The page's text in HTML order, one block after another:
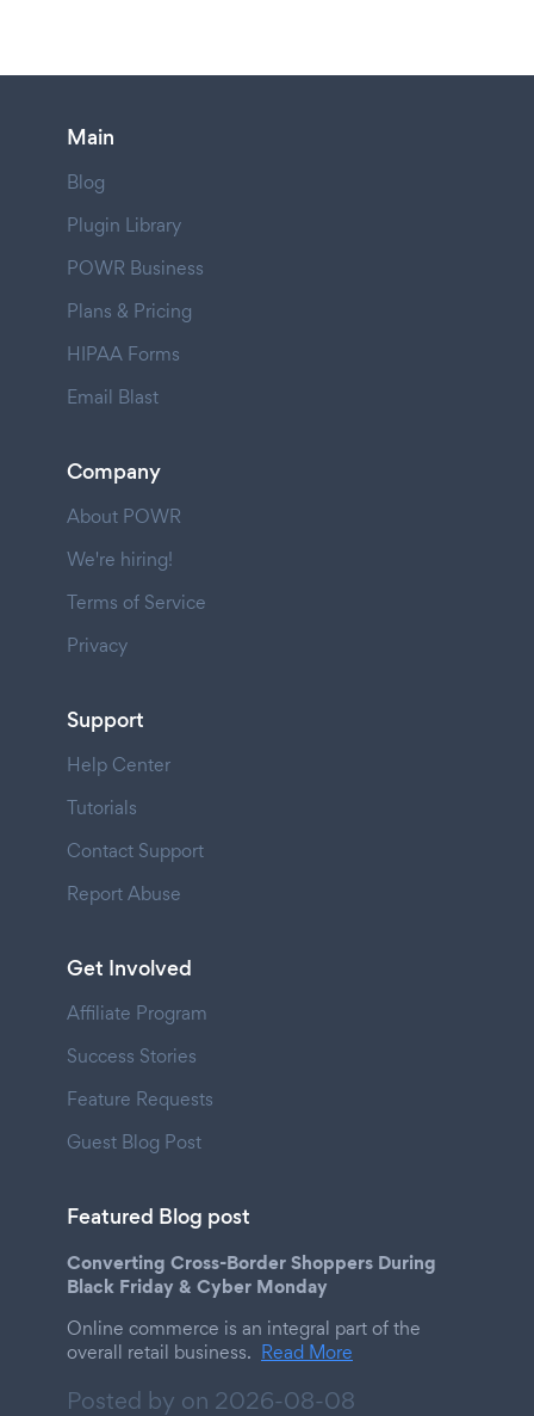
Main
Blog
Plugin Library
POWR Business
Plans & Pricing
HIPAA Forms
Email Blast
Company
About POWR
We're hiring!
Terms of Service
Privacy
Support
Help Center
Tutorials
Contact Support
Report Abuse
Get Involved
Affiliate Program
Success Stories
Feature Requests
Guest Blog Post
Featured Blog post
Converting Cross-Border Shoppers During
Black Friday & Cyber Monday
Online commerce is an integral part of the
overall retail business. Read More
Posted by on 2026-08-08